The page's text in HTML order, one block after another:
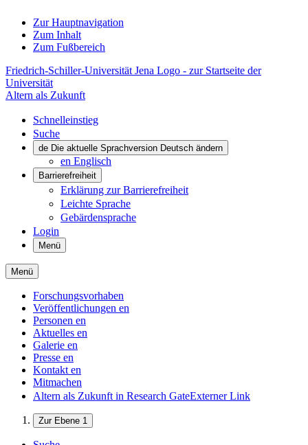
Zur Hauptnavigation
Zum Inhalt
Zum Fußbereich
Friedrich-Schiller-Universität Jena Logo - zur Startseite der
Universität
Altern als Zukunft
Schnelleinstieg
Suche
de Die aktuelle Sprachversion Deutsch ändern
en Englisch
Barrierefreiheit
Erklärung zur Barrierefreiheit
Leichte Sprache
Gebärdensprache
Login
Menü
Menü
Forschungsvorhaben
Veröffentlichungen en
Personen en
Aktuelles en
Galerie en
Presse en
Kontakt en
Mitmachen
Altern als Zukunft in Research GateExterner Link
Zur Ebene 1